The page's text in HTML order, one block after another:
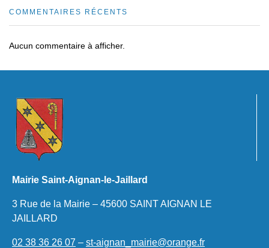
COMMENTAIRES RÉCENTS
Aucun commentaire à afficher.
Mairie Saint-Aignan-le-Jaillard
3 Rue de la Mairie – 45600 SAINT AIGNAN LE
JAILLARD
02 38 36 26 07 – st-aignan_mairie@orange.fr